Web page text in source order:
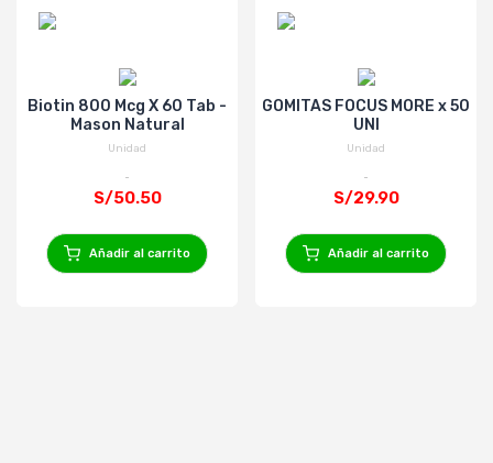
Biotin 800 Mcg X 60 Tab -
Mason Natural
Unidad
S/50.50
Añadir al carrito
GOMITAS FOCUS MORE x 50
UNI
Unidad
S/29.90
Añadir al carrito